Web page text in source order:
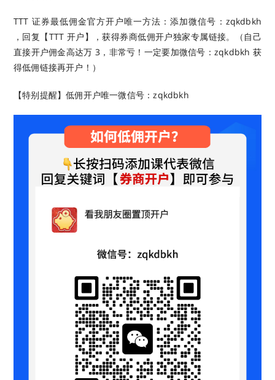
TTT 证券最低佣金官方开户唯一方法：添加微信号：zqkdbkh
，回复【TTT 开户】，获得券商低佣开户独家专属链接。（自己
直接开户佣金高达万 3，非常亏！一定要加微信号：zqkdbkh 获
得低佣链接再开户！）
【特别提醒】低佣开户唯一微信号：zqkdbkh